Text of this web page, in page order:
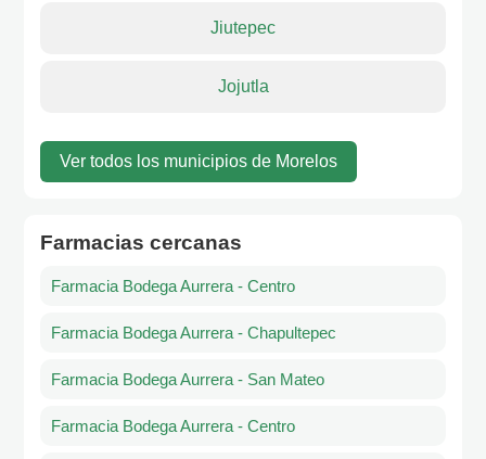
Jiutepec
Jojutla
Ver todos los municipios de Morelos
Farmacias cercanas
Farmacia Bodega Aurrera - Centro
Farmacia Bodega Aurrera - Chapultepec
Farmacia Bodega Aurrera - San Mateo
Farmacia Bodega Aurrera - Centro